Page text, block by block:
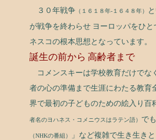
３０年戦争 （１６１８年-１６４８年）
が戦争を終わらせ ヨーロッパをひ
ネスコの根本思想となっています。
誕生の前から 高齢者まで
コメンスキーは学校教育だけでな
者の心の準備まで生涯にわたる教
界で最初の子どものための絵入り
者名のヨハネス・コメニウスはラテン語） で
（NHKの番組）
」など複雑で生き生き